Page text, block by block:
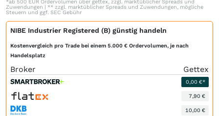
*ab 500 EUR Ordervolumen über gettex, zzgl. marktüblicher Spreads und
Zuwendungen | ** zzgl. marktüblicher Spreads und Zuwendungen, mögliche
Steuern und ggf. SEC Gebühr
NIBE Industrier Registered (B) günstig handeln
Kostenvergleich pro Trade bei einem 5.000 € Ordervolumen, je nach
Handelsplatz
Broker Gettex
0,00 €*
7,90 €
10,00 €